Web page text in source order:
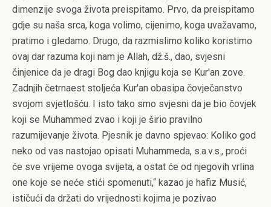
dimenzije svoga života preispitamo. Prvo, da preispitamo
gdje su naša srca, koga volimo, cijenimo, koga uvažavamo,
pratimo i gledamo. Drugo, da razmislimo koliko koristimo
ovaj dar razuma koji nam je Allah, dž.š., dao, svjesni
činjenice da je dragi Bog dao knjigu koja se Kur'an zove.
Zadnjih četrnaest stoljeća Kur'an obasipa čovječanstvo
svojom svjetlošću. I isto tako smo svjesni da je bio čovjek
koji se Muhammed zvao i koji je širio pravilno
razumijevanje života. Pjesnik je davno spjevao: Koliko god
neko od vas nastojao opisati Muhammeda, s.a.v.s., proći
će sve vrijeme ovoga svijeta, a ostat će od njegovih vrlina
one koje se neće stići spomenuti,“ kazao je hafiz Musić,
ističući da držati do vrijednosti kojima je pozivao